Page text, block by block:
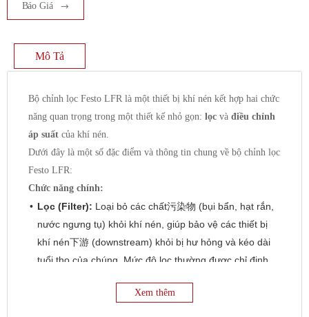
Báo Giá
Mô Tả
Bộ chỉnh lọc Festo LFR là một thiết bị khí nén kết hợp hai chức
năng quan trọng trong một thiết kế nhỏ gọn: lọc và điều chỉnh
áp suất của khí nén.
Dưới đây là một số đặc điểm và thông tin chung về bộ chỉnh lọc
Festo LFR:
Chức năng chính:
Lọc (Filter): Loại bỏ các chất污染物 (bụi bẩn, hạt rắn,
nước ngưng tụ) khỏi khí nén, giúp bảo vệ các thiết bị
khí nén下游 (downstream) khỏi bị hư hỏng và kéo dài
tuổi thọ của chúng. Mức độ lọc thường được chỉ định
Điều chỉnh áp suất (Regulator):
Xem thêm